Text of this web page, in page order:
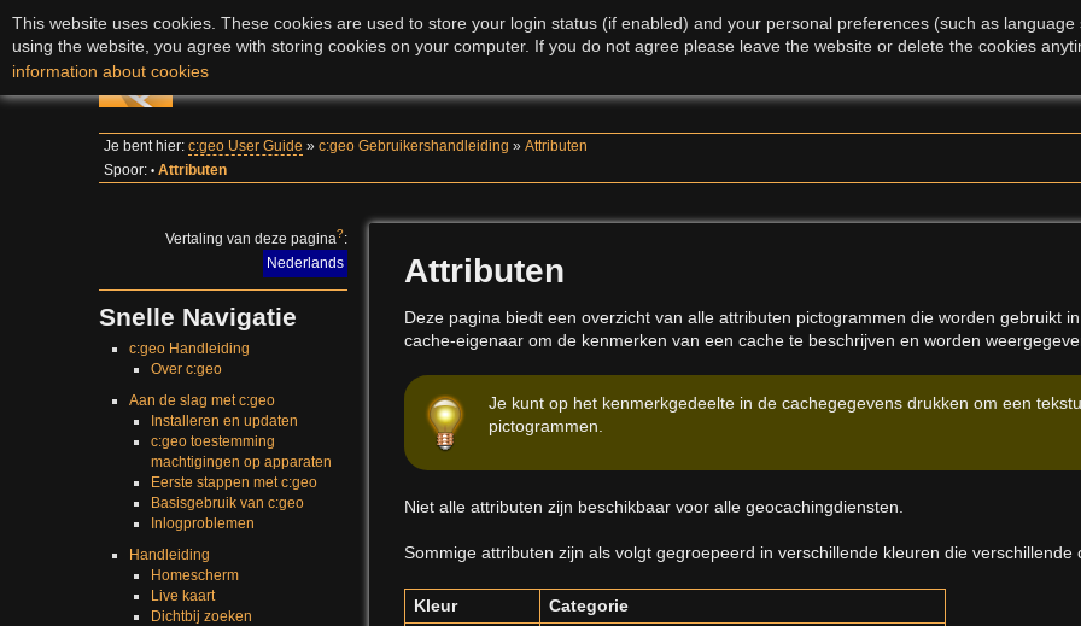
c:geo User Guide
Je bent hier:c:geo User Guide »c:geo Gebruikershandleiding »Attributen
Spoor: • Attributen
Vertaling van deze pagina?:
Nederlands
Snelle Navigatie
c:geo Handleiding
Over c:geo
Aan de slag met c:geo
Installeren en updaten
c:geo toestemming
machtigingen op apparaten
Eerste stappen met c:geo
Basisgebruik van c:geo
Inlogproblemen
Handleiding
Homescherm
Live kaart
Dichtbij zoeken
Attributen
Deze pagina biedt een overzicht van alle attributen pictogrammen die worden gebruikt
cache-eigenaar om de kenmerken van een cache te beschrijven en worden
Je kunt op het kenmerkgedeelte in de cachegegevens drukken om een
pictogrammen.
Niet alle attributen zijn beschikbaar voor alle geocachingdiensten.
Sommige attributen zijn als volgt gegroepeerd in verschillende kleuren die
Kleur
Categorie
This website uses cookies. These cookies are used to store your login status (if enabled) and your personal preferences (such as
using the website, you agree with storing cookies on your computer. If you do not agree please leave the website or delete the cookies
information about cookies